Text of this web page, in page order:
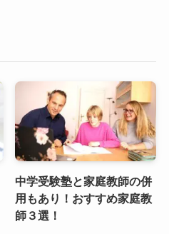
中学受験塾と家庭教師の併
用もあり！おすすめ家庭教
師３選！